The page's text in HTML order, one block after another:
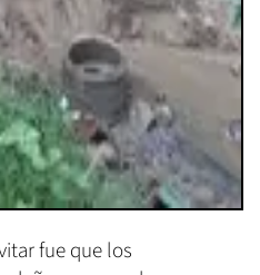
fue que los